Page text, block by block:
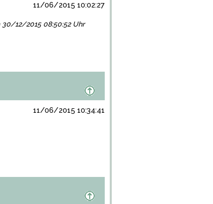
11/06/2015 10:02:27
12/2015 08:50:52 Uhr
11/06/2015 10:34:41